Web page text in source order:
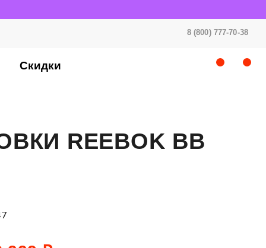
8 (800) 777-70-38
Скидки
REEBOK BB